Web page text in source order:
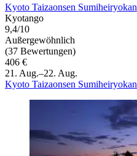
Kyoto Taizaonsen Sumiheiryokan
Kyotango
9,4/10
Außergewöhnlich
(37 Bewertungen)
406 €
21. Aug.–22. Aug.
Kyoto Taizaonsen Sumiheiryokan